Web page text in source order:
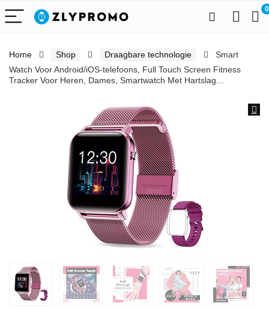
0
Home Shop Draagbare technologie
Smart
Watch Voor Android/iOS-telefoons, Full Touch Screen Fitness
Tracker Voor Heren, Dames, Smartwatch Met Hartslag…